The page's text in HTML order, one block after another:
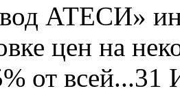
АТЕСИ»
цен на
от всей...31